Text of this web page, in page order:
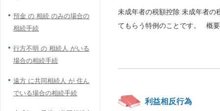
未成年者の税額控除 未成年者の
てもらう特例のことです。 概
利益相反行為
預金 の 相続 のみの場合の
相続手続
行方不明 の 相続人 がいる
場合の相続手続
遠方 に共同相続人 が 住ん
でいる場合の相続手続